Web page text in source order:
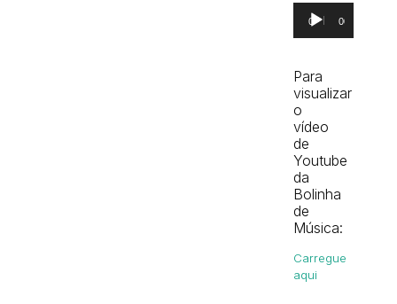
Reprodutor
de
áudio
00:00 00:00
Para
visualizar
o
vídeo
de
Youtube
da
Bolinha
de
Música:
Carregue
aqui